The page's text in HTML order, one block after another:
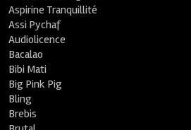
Aspirine Tranquillité
Assi Pychaf
Audiolicence
Bacalao
Bibi Mati
Big Pink Pig
Bling
Brebis